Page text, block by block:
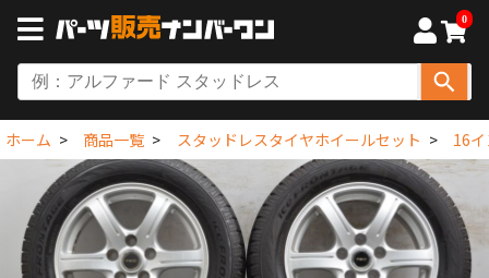
0
ホーム 商品一覧 スタッドレスタイヤホイールセット 16